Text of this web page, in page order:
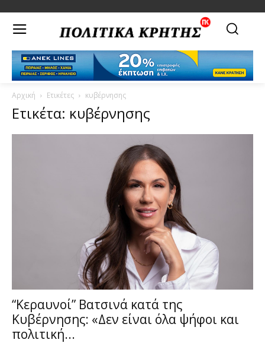
Αρχική Ετικέτες κυβέρνησης
Ετικέτα: κυβέρνησης
“Κεραυνοί” Βατσινά κατά της
Κυβέρνησης: «Δεν είναι όλα ψήφοι και
πολιτική...